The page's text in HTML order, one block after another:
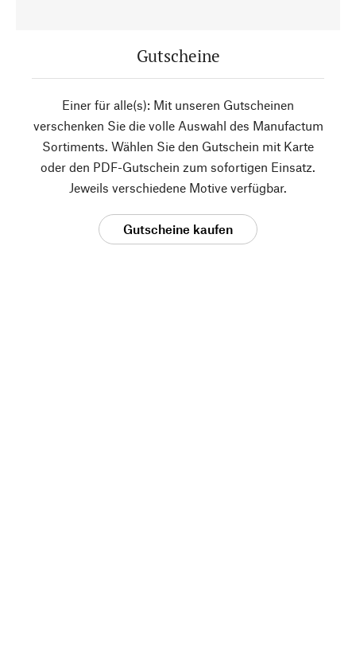
Gutscheine
Einer für alle(s): Mit unseren Gutscheinen
verschenken Sie die volle Auswahl des Manufactum
Sortiments. Wählen Sie den Gutschein mit Karte
oder den PDF-Gutschein zum sofortigen Einsatz.
Jeweils verschiedene Motive verfügbar.
Gutscheine kaufen